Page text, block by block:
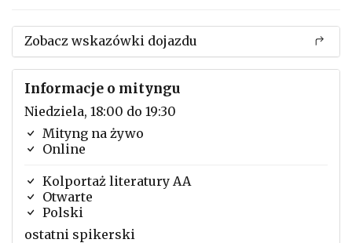
Zobacz wskazówki dojazdu
Informacje o mityngu
Niedziela, 18:00 do 19:30
Mityng na żywo
Online
Kolportaż literatury AA
Otwarte
Polski
ostatni spikerski